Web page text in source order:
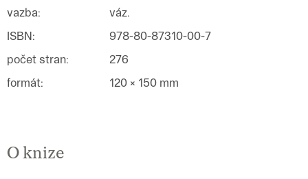
vazba:
váz.
ISBN:
978-80-87310-00-7
počet stran:
276
formát: 120 × 150 mm
O knize